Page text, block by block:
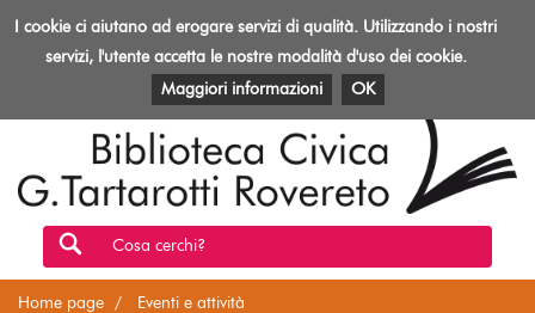
Toggle
Biblioteca
Rovereto
EVENTI E ATTIVITÀ PATRIMONIO E RISORSE
Cosa cerchi?
Home page Eventi e attività
I cookie ci aiutano ad erogare servizi di qualità. Utilizzando i nostri
servizi, l'utente accetta le nostre modalità d'uso dei cookie.
Maggiori informazioni
OK